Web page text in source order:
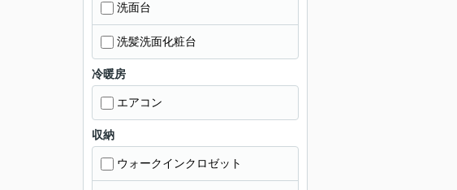
洗面台
洗髪洗面化粧台
冷暖房
エアコン
収納
ウォークインクロゼット